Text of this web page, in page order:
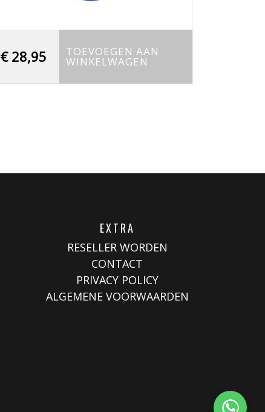
€28,95 TOEVOEGEN AAN
WINKELWAGEN
EXTRA
RESELLER WORDEN
CONTACT
PRIVACY POLICY
ALGEMENE VOORWAARDEN